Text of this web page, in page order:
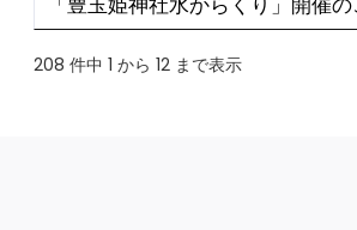
208 件中 1 から 12 まで表示